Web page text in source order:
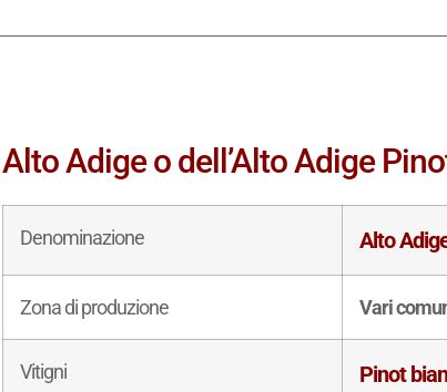
Alto Adige o dell’Alto Adige
Denominazione Alto
Zona di produzione Vari
Vitigni Pinot